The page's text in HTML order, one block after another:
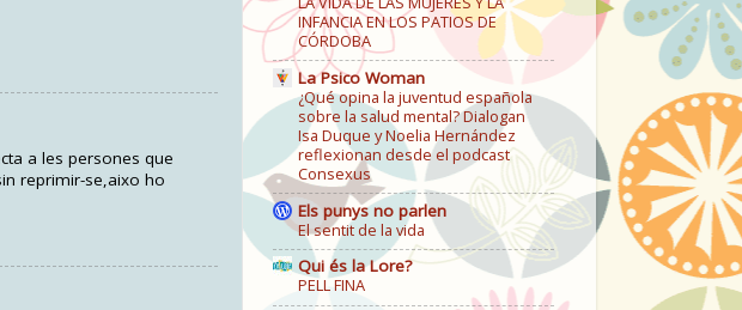
a les persones que
reprimir-se,aixo ho
INFANCIA EN LOS PATIOS DE
CÓRDOBA
La Psico Woman
¿Qué opina la juventud española
sobre la salud mental? Dialogan
Isa Duque y Noelia Hernández
reflexionan desde el podcast
Consexus
Els punys no parlen
El sentit de la vida
Qui és la Lore?
PELL FINA